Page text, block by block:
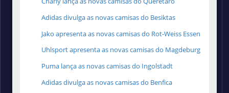
Adidas divulga as novas camisas do Besiktas
Jako apresenta as novas camisas do Rot-Weiss Essen
Uhlsport apresenta as novas camisas do Magdeburg
Puma lança as novas camisas do Ingolstadt
Adidas divulga as novas camisas do Benfica